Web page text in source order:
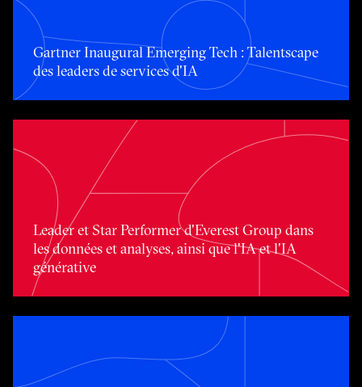
Gartner Inaugural Emerging Tech : Talentscape des
Gartner Inaugural Emerging Tech : Talentscape
des leaders de services d'IA
Leader et Star Performer d'Everest Group dans les
Leader et Star Performer d'Everest Group dans
les données et analyses, ainsi que l'IA et l'IA
générative